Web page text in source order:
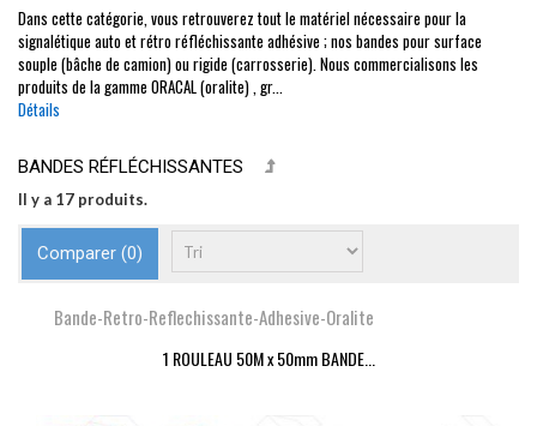
Dans cette catégorie, vous retrouverez tout le matériel nécessaire pour la
signalétique auto et rétro réfléchissante adhésive ; nos bandes pour surface
souple (bâche de camion) ou rigide (carrosserie). Nous commercialisons les
produits de la gamme ORACAL (oralite) , gr...
Détails
BANDES RÉFLÉCHISSANTES
Il y a 17 produits.
Comparer (0)
Bande-Retro-Reflechissante-Adhesive-Oralite
1 ROULEAU 50M x 50mm BANDE...